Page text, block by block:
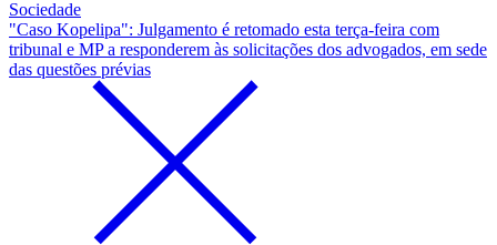
Sociedade
"Caso Kopelipa": Julgamento é retomado esta terça-feira com
tribunal e MP a responderem às solicitações dos advogados, em sede
das questões prévias